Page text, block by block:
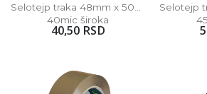
Selotejp traka 48mm x 50m
40mic široka
40,50 RSD
Selotejp